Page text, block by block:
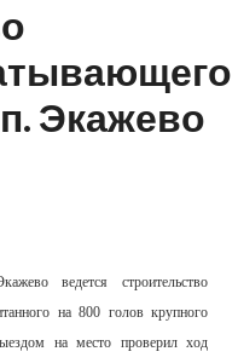
Экажево
строительство
на 800 голов крупного
на место проверил ход